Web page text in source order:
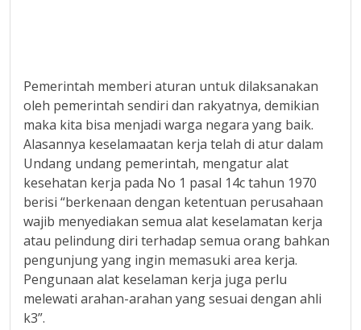
Pemerintah memberi aturan untuk dilaksanakan
oleh pemerintah sendiri dan rakyatnya, demikian
maka kita bisa menjadi warga negara yang baik.
Alasannya keselamaatan kerja telah di atur dalam
Undang undang pemerintah, mengatur alat
kesehatan kerja pada No 1 pasal 14c tahun 1970
berisi “berkenaan dengan ketentuan perusahaan
wajib menyediakan semua alat keselamatan kerja
atau pelindung diri terhadap semua orang bahkan
pengunjung yang ingin memasuki area kerja.
Pengunaan alat keselaman kerja juga perlu
melewati arahan-arahan yang sesuai dengan ahli
k3”.